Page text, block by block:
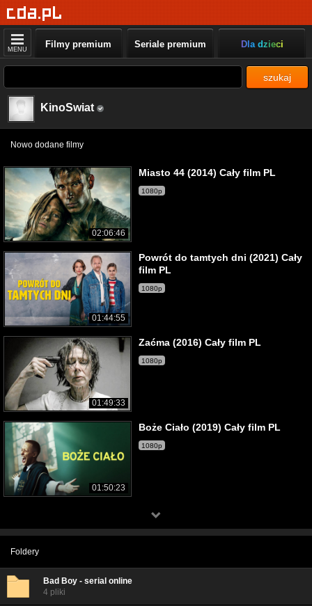
MENU Filmy premium Seriale premium Dla dzieci
szukaj
KinoSwiat
Nowo dodane filmy
02:06:46
Miasto 44 (2014) Cały film PL
1080p
01:44:55
Powrót do tamtych dni (2021) Cały
film PL
1080p
01:49:33
Zaćma (2016) Cały film PL
1080p
01:50:23
Boże Ciało (2019) Cały film PL
1080p
Foldery
Bad Boy - serial online
4 pliki